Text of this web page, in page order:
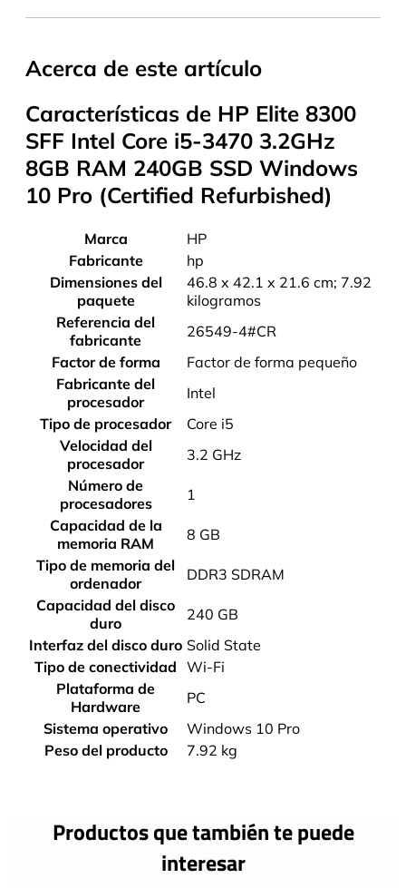
Acerca de este artículo
Características de HP Elite 8300
SFF Intel Core i5-3470 3.2GHz
8GB RAM 240GB SSD Windows
10 Pro (Certified Refurbished)
Marca
‎HP
Fabricante
‎hp
Dimensiones del
paquete
‎46.8 x 42.1 x 21.6 cm; 7.92
kilogramos
Referencia del
fabricante
‎26549-4#CR
Factor de forma
‎Factor de forma pequeño
Fabricante del
procesador
‎Intel
Tipo de procesador
‎Core i5
Velocidad del
procesador
‎3.2 GHz
Número de
procesadores
‎1
Capacidad de la
memoria RAM
‎8 GB
Tipo de memoria del
ordenador
‎DDR3 SDRAM
Capacidad del disco
duro
‎240 GB
Interfaz del disco duro ‎Solid State
Tipo de conectividad ‎Wi-Fi
Plataforma de
Hardware
‎PC
Sistema operativo
‎Windows 10 Pro
Peso del producto
‎7.92 kg
Productos que también te puede
interesar